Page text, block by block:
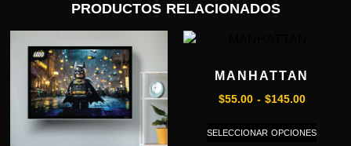
PRODUCTOS RELACIONADOS
MANHATTAN
$55.00 - $145.00
SELECCIONAR OPCIONES